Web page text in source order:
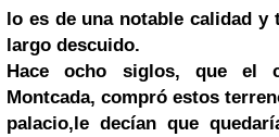
lo es de una notable calidad y
largo descuido.
Hace ocho siglos, que el
Montcada, compró estos
palacio,le decían que